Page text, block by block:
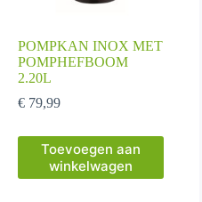
POMPKAN INOX MET
POMPHEFBOOM
2.20L
€79,99
Toevoegen aan
winkelwagen